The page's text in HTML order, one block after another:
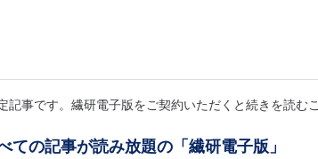
記事です。繊研電子版をご契約いただくと続きを読む
ての記事が読み放題の「繊研電子版」